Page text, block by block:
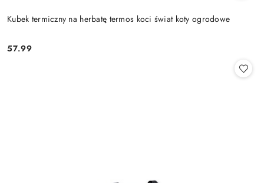
Kubek termiczny na herbatę termos koci świat koty ogrodowe
Cena:
57.99